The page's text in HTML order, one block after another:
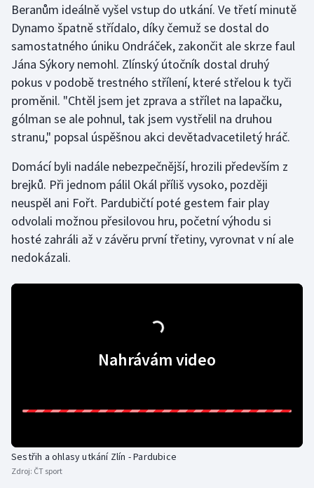
Házená
Jezdectví
Judo
Krasobruslení
Lyže a snowboard
Moderní pětiboj
Motorsport
Olympijské hry
Rychlobruslení
Beranům ideálně vyšel vstup do utkání. Ve třetí minutě
Dynamo špatně střídalo, díky čemuž se dostal do
samostatného úniku Ondráček, zakončit ale skrze faul
Jána Sýkory nemohl. Zlínský útočník dostal druhý
pokus v podobě trestného střílení, které střelou k tyči
proměnil. "Chtěl jsem jet zprava a střílet na lapačku,
gólman se ale pohnul, tak jsem vystřelil na druhou
stranu," popsal úspěšnou akci devětadvacetiletý hráč.
Domácí byli nadále nebezpečnější, hrozili především z
brejků. Při jednom pálil Okál příliš vysoko, později
neuspěl ani Fořt. Pardubičtí poté gestem fair play
odvolali možnou přesilovou hru, početní výhodu si
hosté zahráli až v závěru první třetiny, vyrovnat v ní ale
nedokázali.
Nahrávám video
Sestřih a ohlasy utkání Zlín - Pardubice
Zdroj: ČT sport